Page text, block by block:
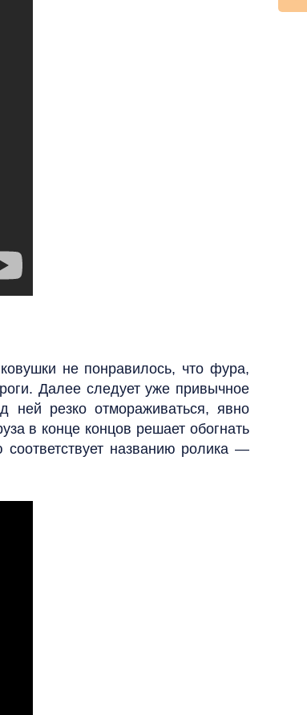
не понравилось, что фура,
Далее следует уже привычное
ней резко отмораживаться, явно
в конце концов решает обогнать
названию ролика —